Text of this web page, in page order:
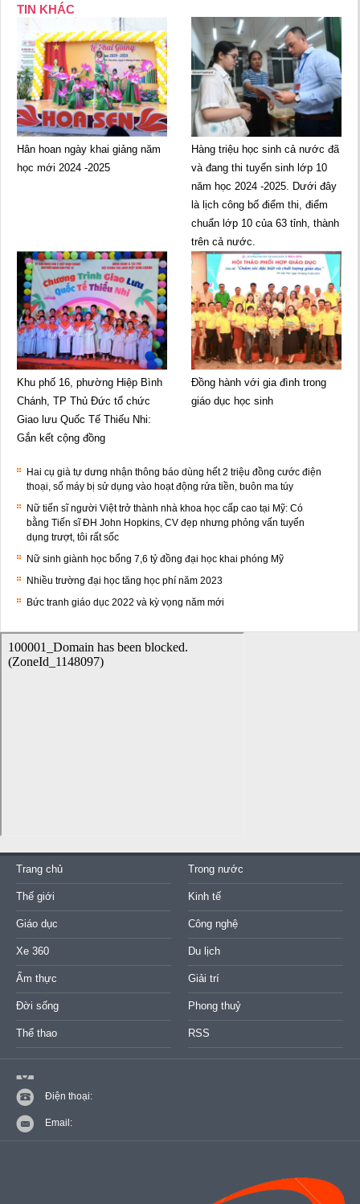
TIN KHÁC
Hân hoan ngày khai giảng năm
học mới 2024 -2025
Hàng triệu học sinh cả nước đã
và đang thi tuyển sinh lớp 10
năm học 2024 -2025. Dưới đây
là lịch công bố điểm thi, điểm
chuẩn lớp 10 của 63 tỉnh, thành
trên cả nước.
Khu phố 16, phường Hiệp Bình
Chánh, TP Thủ Đức tổ chức
Giao lưu Quốc Tế Thiếu Nhi:
Gắn kết cộng đồng
Đồng hành với gia đình trong
giáo dục học sinh
Hai cụ già tự dưng nhận thông báo dùng hết 2 triệu đồng cước điện
thoại, số máy bị sử dụng vào hoạt động rửa tiền, buôn ma túy
Nữ tiến sĩ người Việt trở thành nhà khoa học cấp cao tại Mỹ: Có
bằng Tiến sĩ ĐH John Hopkins, CV đẹp nhưng phỏng vấn tuyển
dụng trượt, tôi rất sốc
Nữ sinh giành học bổng 7,6 tỷ đồng đại học khai phóng Mỹ
Nhiều trường đại học tăng học phí năm 2023
Bức tranh giáo dục 2022 và kỳ vọng năm mới
Trang chủ Trong nước
Thế giới Kinh tế
Giáo dục Công nghệ
Xe 360 Du lịch
Ẩm thực Giải trí
Đời sống Phong thuỷ
Thể thao RSS
Điện thoại:
Email: